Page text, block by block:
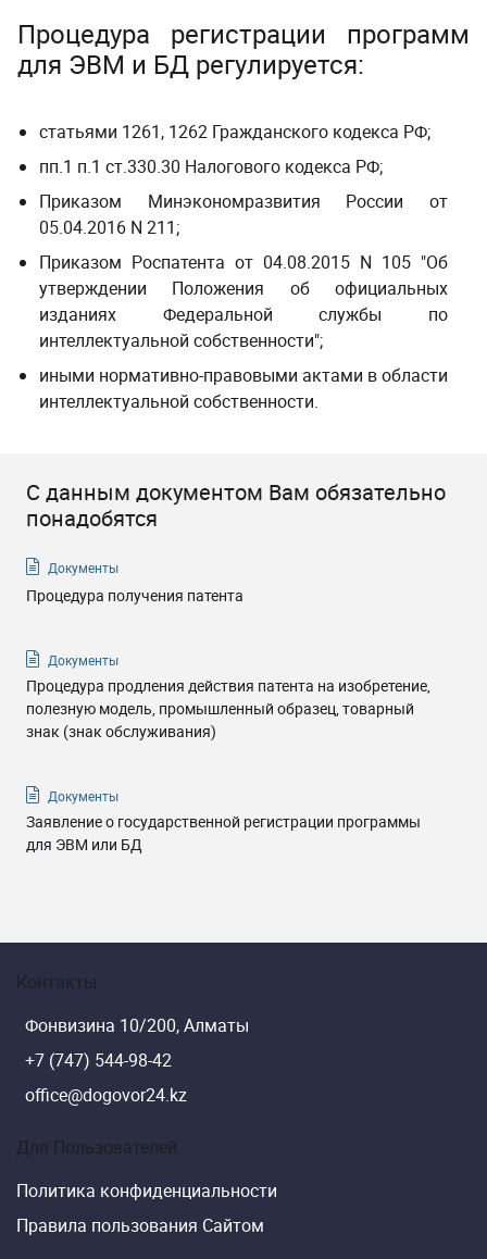
Процедура регистрации программ
для ЭВМ и БД регулируется:
статьями 1261, 1262 Гражданского кодекса РФ;
пп.1 п.1 ст.330.30 Налогового кодекса РФ;
Приказом Минэкономразвития России от
05.04.2016 N 211;
Приказом Роспатента от 04.08.2015 N 105 "Об
утверждении Положения об официальных
изданиях Федеральной службы по
интеллектуальной собственности";
иными нормативно-правовыми актами в области
интеллектуальной собственности.
С данным документом Вам обязательно
понадобятся
Документы
Процедура получения патента
Документы
Процедура продления действия патента на изобретение,
полезную модель, промышленный образец, товарный
знак (знак обслуживания)
Документы
Заявление о государственной регистрации программы
для ЭВМ или БД
Контакты
Фонвизина 10/200, Алматы
+7 (747) 544-98-42
office@dogovor24.kz
Для Пользователей
Политика конфиденциальности
Правила пользования Сайтом